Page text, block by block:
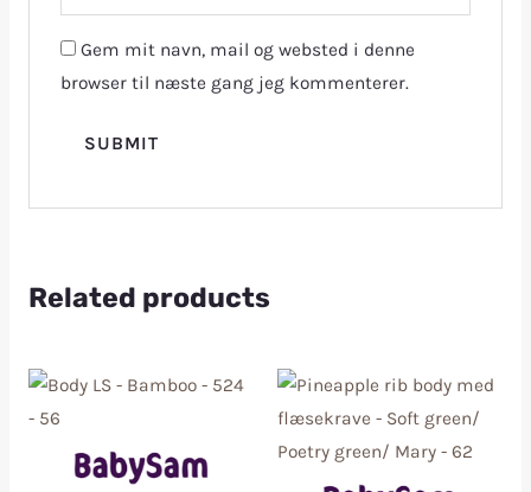
Gem mit navn, mail og websted i denne
browser til næste gang jeg kommenterer.
Related products